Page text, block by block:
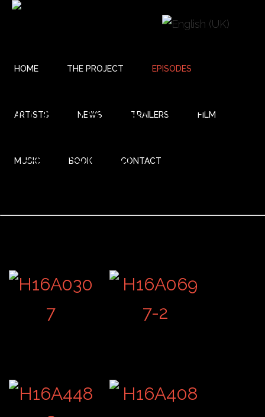
HOME THE PROJECT EPISODES
ARTISTS NEWS TRAILERS FILM
MUSIC BOOK CONTACT
26 PORTAL OF
THE SUN